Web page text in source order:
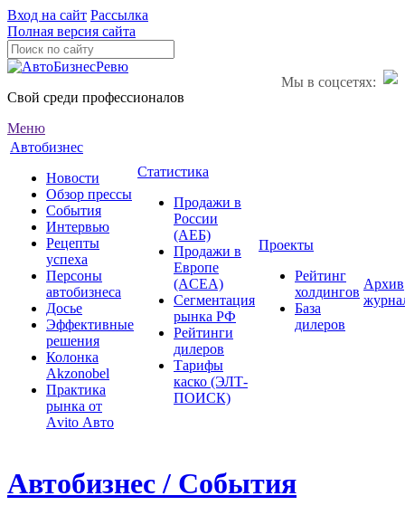
Вход на сайт Рассылка
Полная версия сайта
Мы в соцсетях:
Свой среди профессионалов
Меню
Автобизнес
Новости
Обзор прессы
События
Интервью
Рецепты
успеха
Персоны
автобизнеса
Досье
Эффективные
решения
Колонка
Akzonobel
Практика
рынка от
Аvito Авто
Статистика
Продажи в
России
(АЕБ)
Продажи в
Европе
(ACEA)
Сегментация
рынка РФ
Рейтинги
дилеров
Тарифы
каско (ЭЛТ-
ПОИСК)
Проекты
Рейтинг
холдингов
База
дилеров
Архив
Автобизнес / События